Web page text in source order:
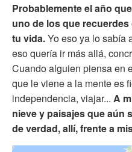
Probablemente el año
uno de los que
tu vida.Yo eso ya lo sabía
eso quería ir más allá,
Cuando alguien piensa en
que le viene a la mente es
independencia, viajar... A
nieve y paisajes que aún
de verdad, allí, frente a